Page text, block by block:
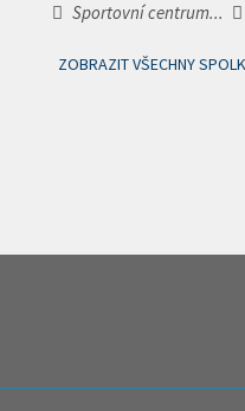
Sportovní centrum...
ZOBRAZIT VŠECHNY